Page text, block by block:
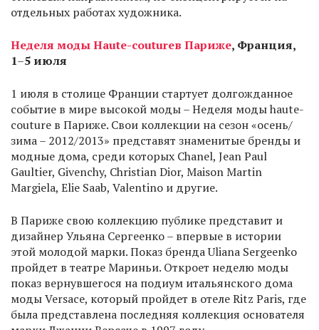
отдельных работах художника.
Неделя модыHaute-coutureв Париже, Франция,
1–5 июля
1 июля в столице Франции стартует долгожданное
событие в мире высокой моды – Неделя моды haute-
couture в Париже. Свои коллекции на сезон «осень/
зима – 2012/2013» представят знаменитые бренды и
модные дома, среди которых Chanel, Jean Paul
Gaultier, Givenchy, Christian Dior, Maison Martin
Margiela, Elie Saab, Valentino и другие.
В Париже свою коллекцию публике представит и
дизайнер Ульяна Сергеенко – впервые в истории
этой молодой марки. Показ бренда Uliana Sergeenko
пройдет в театре Мариньи. Откроет неделю моды
показ вернувшегося на подиум итальянского дома
моды Versace, который пройдет в отеле Ritz Paris, где
была представлена последняя коллекция основателя